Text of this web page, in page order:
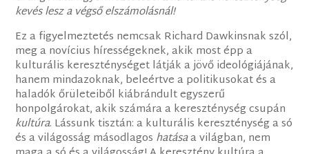
kevés lesz a végső elszámolásnál!
Ez a figyelmeztetés nemcsak Richard Dawkinsnak szól,
meg a novícius hírességeknek, akik most épp a
kulturális kereszténységet látják a jövő ideológiájának,
hanem mindazoknak, beleértve a politikusokat és a
haladók őrületeiből kiábrándult egyszerű
honpolgárokat, akik számára a kereszténység csupán
kultúra. Lássunk tisztán: a kulturális kereszténység a só
és a világosság másodlagos hatásaa világban, nem